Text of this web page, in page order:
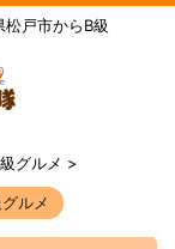
戸市からB級
グルメ >
ルメ